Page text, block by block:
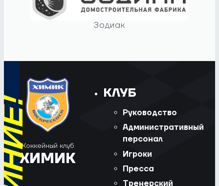
Зодиак
Хоккейный клуб
ХИМИК
КЛУБ
Руководство
Административный
персонал
Игроки
Пресса
Тренерский